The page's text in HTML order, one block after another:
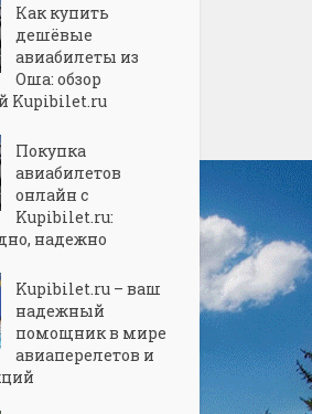
Как купить
дешёвые
авиабилеты из
Оша: обзор
Kupibilet.ru
Покупка
авиабилетов
онлайн с
Kupibilet.ru:
надежно
Kupibilet.ru – ваш
надежный
помощник в мире
авиаперелетов и